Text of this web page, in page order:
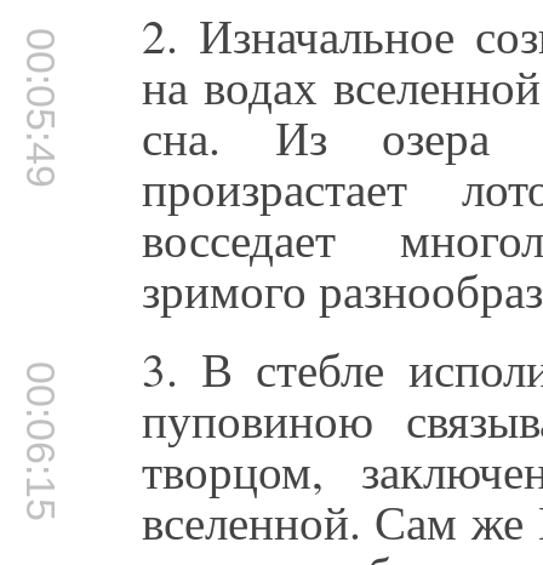
00:05:49 2. Изначальное
на водах
сна. Из озера
произрастает
восседает
зримого
00:06:15 3. В стебле
пуповиною
творцом,
вселенной. Сам же